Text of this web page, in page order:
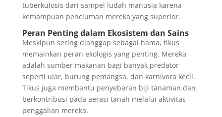
tuberkulosis dari sampel ludah manusia karena
kemampuan penciuman mereka yang superior.
Peran Penting dalam Ekosistem dan Sains
Meskipun sering dianggap sebagai hama, tikus
memainkan peran ekologis yang penting. Mereka
adalah sumber makanan bagi banyak predator
seperti ular, burung pemangsa, dan karnivora kecil.
Tikus juga membantu penyebaran biji tanaman dan
berkontribusi pada aerasi tanah melalui aktivitas
penggalian mereka.